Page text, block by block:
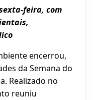
feira, com
encerrou,
da Semana do
Realizado no
reuniu